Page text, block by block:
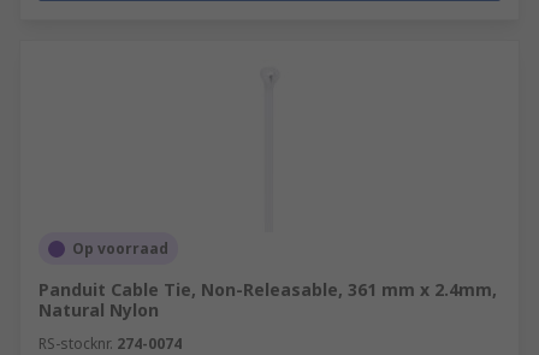
Op voorraad
Panduit Cable Tie, Non-Releasable, 361 mm x 2.4mm,
Natural Nylon
RS-stocknr. 274-0074